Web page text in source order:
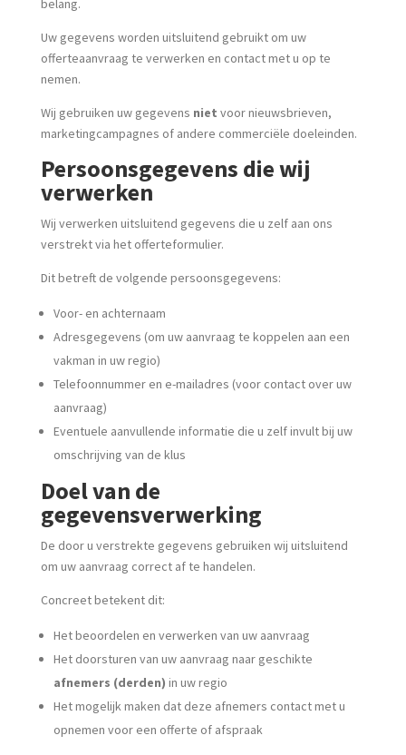
belang.
Uw gegevens worden uitsluitend gebruikt om uw
offerteaanvraag te verwerken en contact met u op te
nemen.
Wij gebruiken uw gegevens niet voor nieuwsbrieven,
marketingcampagnes of andere commerciële doeleinden.
Persoonsgegevens die wij
verwerken
Wij verwerken uitsluitend gegevens die u zelf aan ons
verstrekt via het offerteformulier.
Dit betreft de volgende persoonsgegevens:
Voor- en achternaam
Adresgegevens (om uw aanvraag te koppelen aan een
vakman in uw regio)
Telefoonnummer en e-mailadres (voor contact over uw
aanvraag)
Eventuele aanvullende informatie die u zelf invult bij uw
omschrijving van de klus
Doel van de
gegevensverwerking
De door u verstrekte gegevens gebruiken wij uitsluitend
om uw aanvraag correct af te handelen.
Concreet betekent dit:
Het beoordelen en verwerken van uw aanvraag
Het doorsturen van uw aanvraag naar geschikte
afnemers (derden) in uw regio
Het mogelijk maken dat deze afnemers contact met u
opnemen voor een offerte of afspraak